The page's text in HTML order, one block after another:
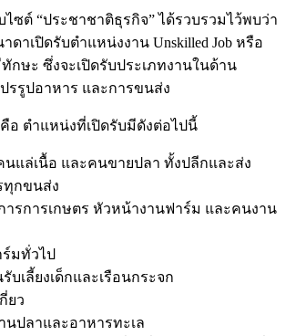
ซต์ “ประชาชาติธุรกิจ” ได้รวบรวมไว้พบว่า
ดาเปิดรับตำแหน่งงาน Unskilled Job หรือ
กษะ ซึ่งจะเปิดรับประเภทงานในด้าน
รรูปอาหาร และการขนส่ง
อ ตำแหน่งที่เปิดรับมีดังต่อไปนี้
นแล่เนื้อ และคนขายปลา ทั้งปลีกและส่ง
ทุกขนส่ง
ารการเกษตร หัวหน้างานฟาร์ม และคนงาน
มทั่วไป
บเลี้ยงเด็กและเรือนกระจก
ยว
นปลาและอาหารทะเล